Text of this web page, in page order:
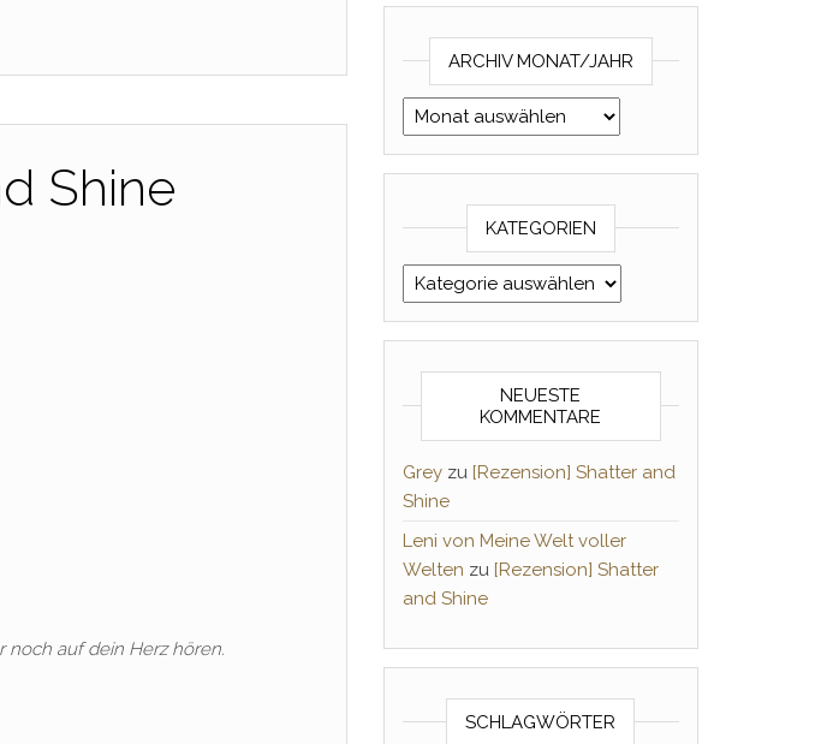
Shine
auf dein Herz hören.
ARCHIV MONAT/JAHR
Archiv Monat/Jahr
KATEGORIEN
Kategorien
NEUESTE
KOMMENTARE
Greyzu [Rezension] Shatter and
Shine
Leni von Meine Welt voller
Welten zu [Rezension] Shatter
and Shine
SCHLAGWÖRTER